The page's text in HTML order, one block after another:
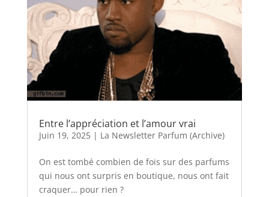
Entre l’appréciation et l’amour vrai
Juin 19, 2025| La Newsletter Parfum (Archive)
On est tombé combien de fois sur des parfums
qui nous ont surpris en boutique, nous ont fait
craquer… pour rien ?